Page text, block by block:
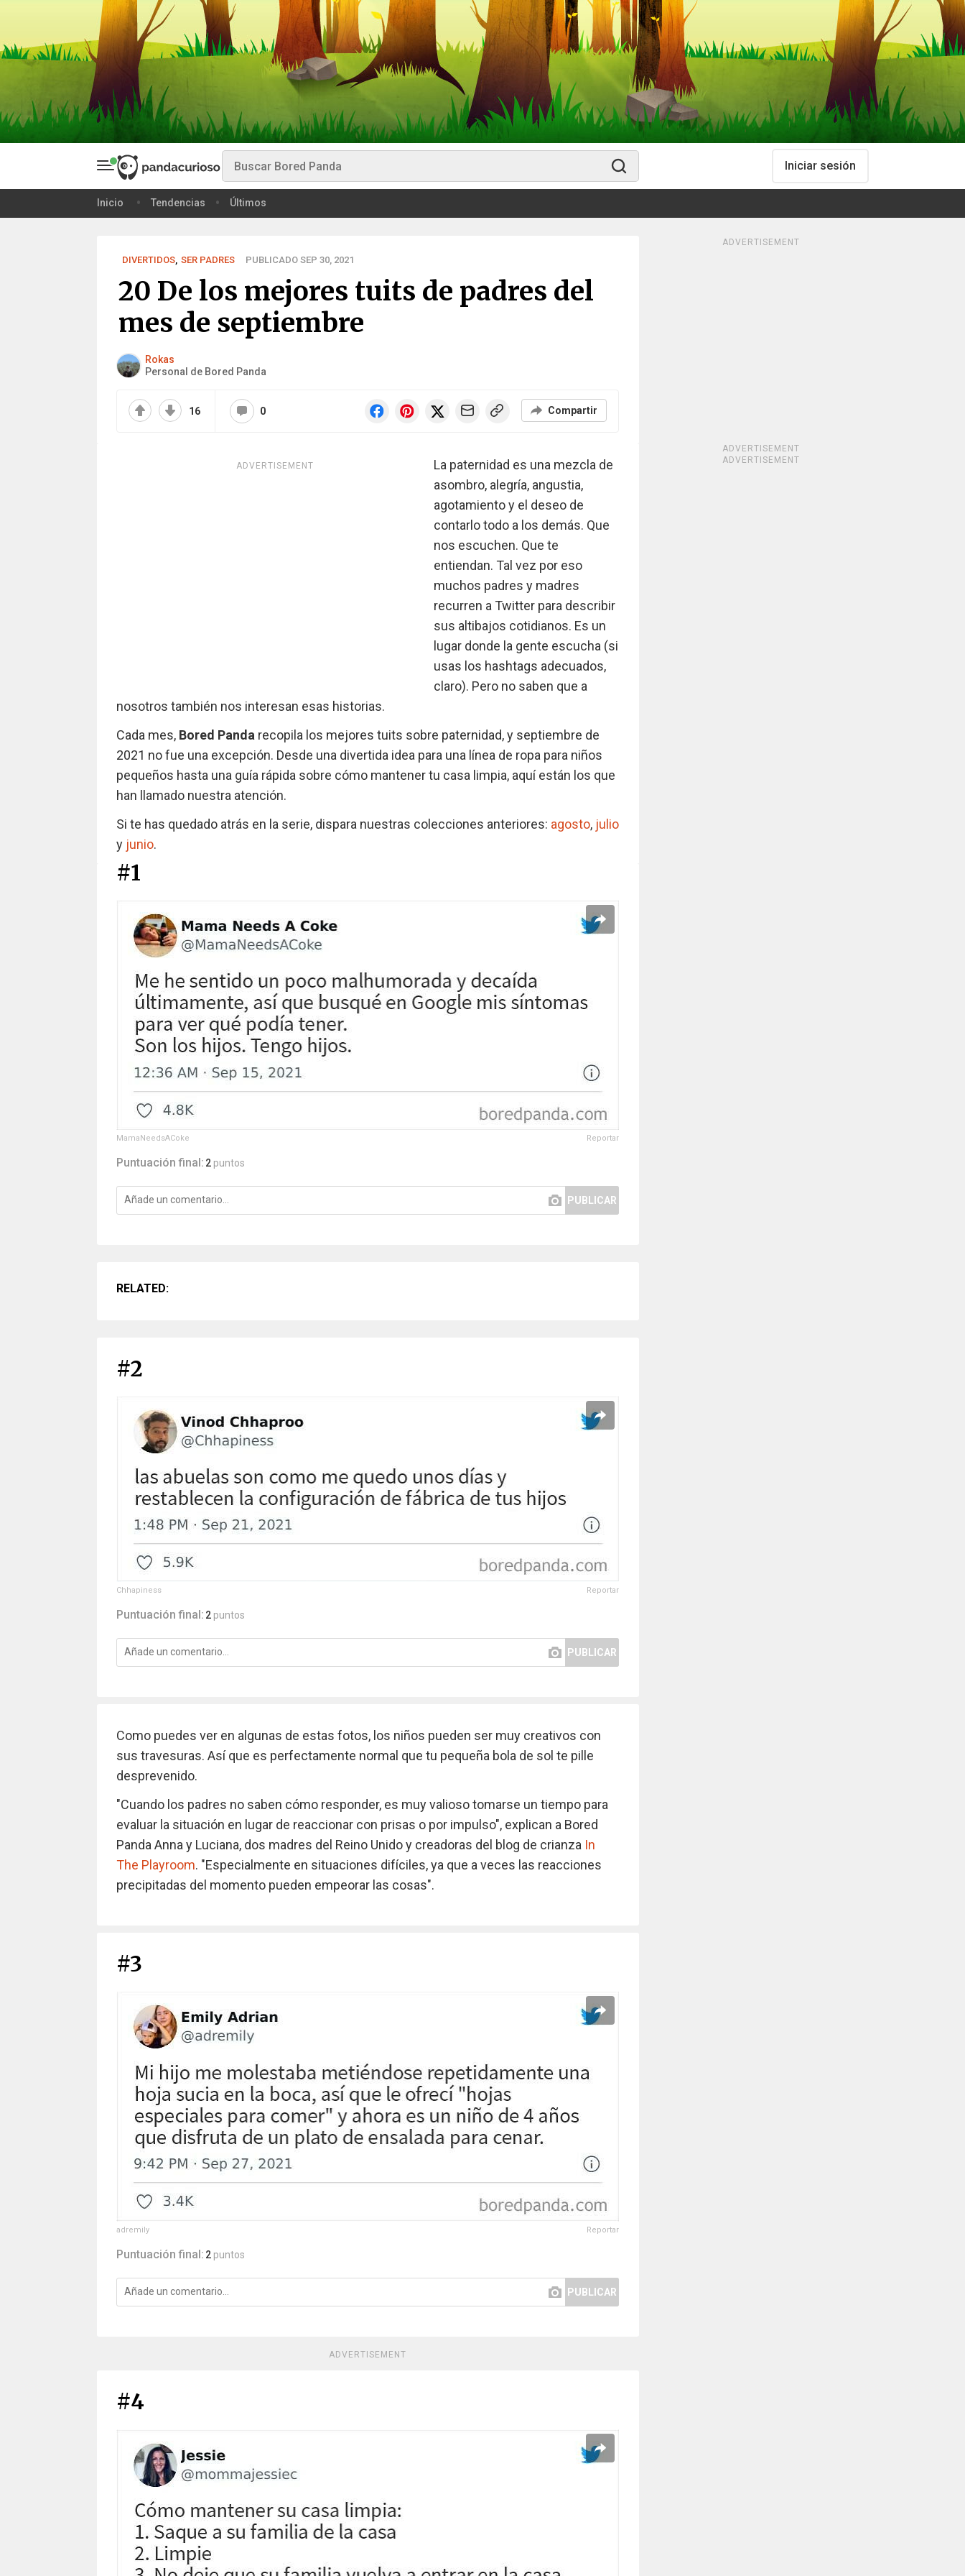
Iniciar sesión
Inicio Tendencias Últimos
DIVERTIDOS, SER PADRES PUBLICADO SEP 30, 2021
20 De los mejores tuits de padres del
mes de septiembre
Rokas
Personal de Bored Panda
16 0 Compartir
ADVERTISEMENT
La paternidad es una mezcla de
asombro, alegría, angustia,
agotamiento y el deseo de
contarlo todo a los demás. Que
nos escuchen. Que te
entiendan. Tal vez por eso
muchos padres y madres
recurren a Twitter para describir
sus altibajos cotidianos. Es un
lugar donde la gente escucha (si
usas los hashtags adecuados,
claro). Pero no saben que a
nosotros también nos interesan esas historias.
Cada mes, Bored Panda recopila los mejores tuits sobre paternidad, y septiembre de
2021 no fue una excepción. Desde una divertida idea para una línea de ropa para niños
pequeños hasta una guía rápida sobre cómo mantener tu casa limpia, aquí están los que
han llamado nuestra atención.
Si te has quedado atrás en la serie, dispara nuestras colecciones anteriores: agosto, julio
y junio.
#1
MamaNeedsACoke Reportar
Puntuación final: 2 puntos
PUBLICAR
RELATED:
#2
Chhapiness Reportar
Puntuación final: 2 puntos
PUBLICAR
Como puedes ver en algunas de estas fotos, los niños pueden ser muy creativos con
sus travesuras. Así que es perfectamente normal que tu pequeña bola de sol te pille
desprevenido.
"Cuando los padres no saben cómo responder, es muy valioso tomarse un tiempo para
evaluar la situación en lugar de reaccionar con prisas o por impulso", explican a Bored
Panda Anna y Luciana, dos madres del Reino Unido y creadoras del blog de crianza In
The Playroom. "Especialmente en situaciones difíciles, ya que a veces las reacciones
precipitadas del momento pueden empeorar las cosas".
#3
adremily Reportar
Puntuación final: 2 puntos
PUBLICAR
ADVERTISEMENT
#4
ADVERTISEMENT
ADVERTISEMENT
ADVERTISEMENT